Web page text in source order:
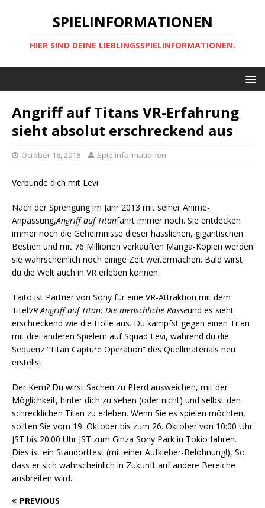
SPIELINFORMATIONEN
HIER SIND DEINE LIEBLINGSSPIELINFORMATIONEN.
Angriff auf Titans VR-Erfahrung
sieht absolut erschreckend aus
October 16, 2018 Spielinformationen
Verbünde dich mit Levi
Nach der Sprengung im Jahr 2013 mit seiner Anime-
Anpassung,Angriff auf Titanfährt immer noch. Sie entdecken
immer noch die Geheimnisse dieser hässlichen, gigantischen
Bestien und mit 76 Millionen verkauften Manga-Kopien werden
sie wahrscheinlich noch einige Zeit weitermachen. Bald wirst
du die Welt auch in VR erleben können.
Taito ist Partner von Sony für eine VR-Attraktion mit dem
TitelVR Angriff auf Titan: Die menschliche Rasseund es sieht
erschreckend wie die Hölle aus. Du kämpfst gegen einen Titan
mit drei anderen Spielern auf Squad Levi, während du die
Sequenz “Titan Capture Operation” des Quellmaterials neu
erstellst.
Der Kern? Du wirst Sachen zu Pferd ausweichen, mit der
Möglichkeit, hinter dich zu sehen (oder nicht) und selbst den
schrecklichen Titan zu erleben. Wenn Sie es spielen möchten,
sollten Sie vom 19. Oktober bis zum 26. Oktober von 10:00 Uhr
JST bis 20:00 Uhr JST zum Ginza Sony Park in Tokio fahren.
Dies ist ein Standorttest (mit einer Aufkleber-Belohnung!), So
dass er sich wahrscheinlich in Zukunft auf andere Bereiche
ausbreiten wird.
PREVIOUS